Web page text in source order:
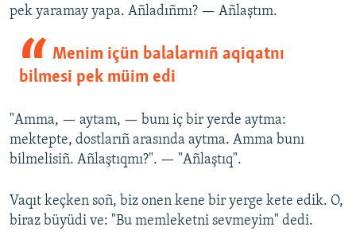
pek yaramay yapa. Añladıñmı? — Añlaştım.
Menim içün balalarnıñ aqiqatnı
bilmesi pek müim edi
"Amma, — aytam, — bunı iç bir yerde aytma:
mektepte, dostlarıñ arasında aytma. Amma bunı
bilmelisiñ. Añlaştıqmı?". — "Añlaştıq".
Vaqıt keçken soñ, biz onen kene bir yerge kete edik. O,
biraz büyüdi ve: "Bu memleketni sevmeyim" dedi.